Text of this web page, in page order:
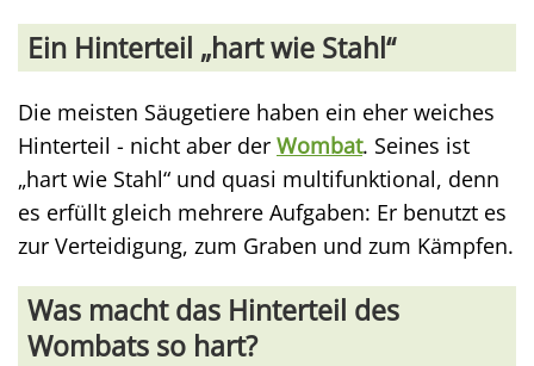
Ein Hinterteil „hart wie Stahl“
Die meisten Säugetiere haben ein eher weiches
Hinterteil - nicht aber der Wombat. Seines ist
„hart wie Stahl“ und quasi multifunktional, denn
es erfüllt gleich mehrere Aufgaben: Er benutzt es
zur Verteidigung, zum Graben und zum Kämpfen.
Was macht das Hinterteil des
Wombats so hart?